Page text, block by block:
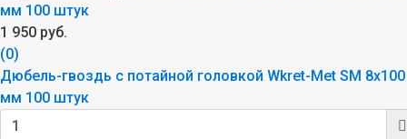
1 950 руб.
(0)
Дюбель-гвоздь с потайной головкой Wkret-Met SM 8x100
мм 100 штук